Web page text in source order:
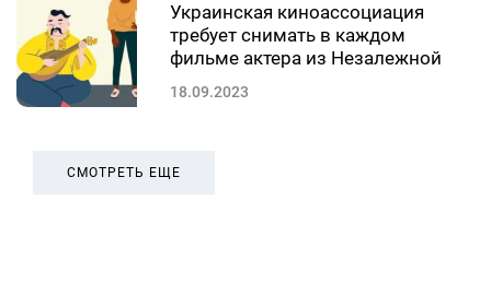
Украинская киноассоциация
требует снимать в каждом
фильме актера из Незалежной
18.09.2023
СМОТРЕТЬ ЕЩЕ